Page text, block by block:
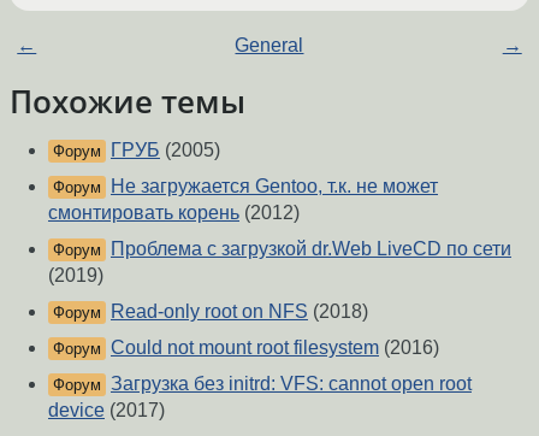
← General →
Похожие темы
Форум ГРУБ (2005)
Форум
Не загружается Gentoo, т.к. не может
смонтировать корень (2012)
Форум
Проблема с загрузкой dr.Web LiveCD по сети
(2019)
Форум Read-only root on NFS (2018)
Форум Could not mount root filesystem (2016)
Форум Загрузка без initrd: VFS: cannot open root
device (2017)